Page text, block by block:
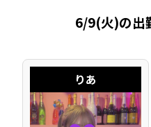
6/9(火)の出
りあ